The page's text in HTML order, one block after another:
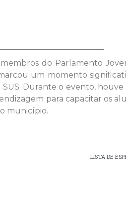
do Parlamento
um momento
Durante o evento, houve
para capacitar os
município.
LISTA DE